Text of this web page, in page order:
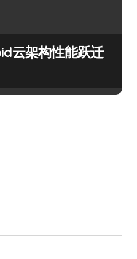
云架构性能跃迁